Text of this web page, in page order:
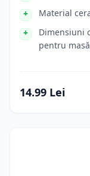
Material
Dimensiuni
pentru masă
14.99 Lei